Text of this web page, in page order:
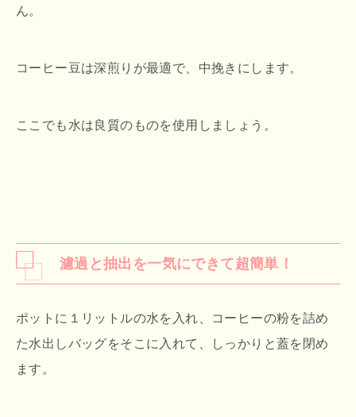
ん。
コーヒー豆は深煎りが最適で、中挽きにします。
ここでも水は良質のものを使用しましょう。
濾過と抽出を一気にできて超簡単！
ポットに１リットルの水を入れ、コーヒーの粉を詰め
た水出しバッグをそこに入れて、しっかりと蓋を閉め
ます。